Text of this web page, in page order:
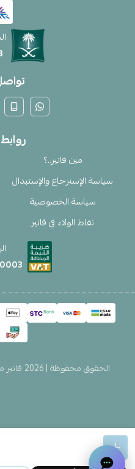
مين فانير..؟
سياسة الإسترجاع والإستبدال
سياسة الخصوصية
نقاط الولاء في فانير
الحقوق محفوظة | 2026